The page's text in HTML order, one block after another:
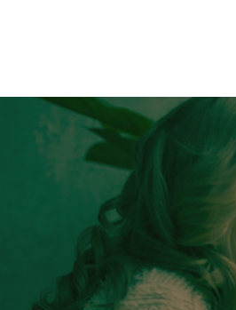
17
le coût total de la gestion
soit 0,8% du